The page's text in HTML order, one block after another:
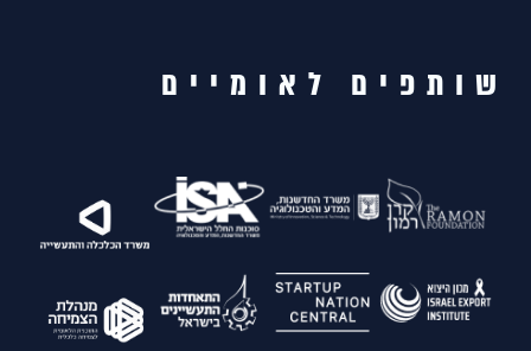
שותפים לאומיים